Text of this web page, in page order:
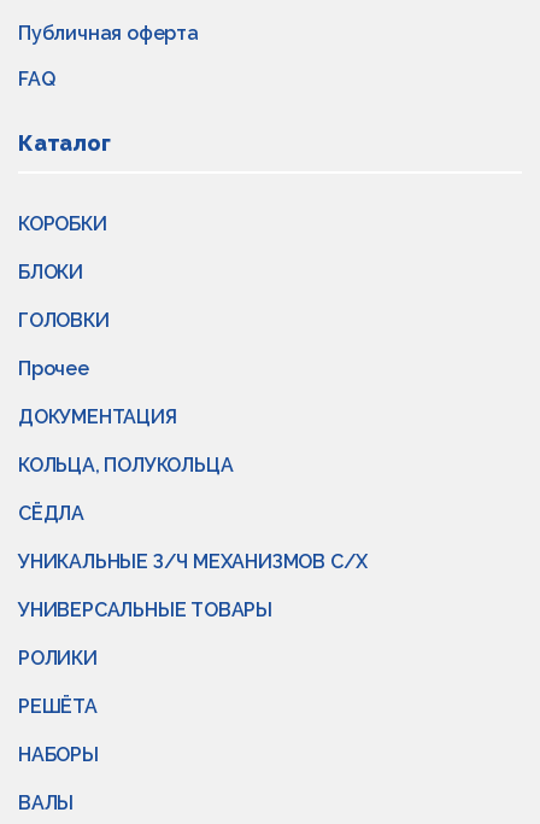
Публичная оферта
FAQ
Каталог
КОРОБКИ
БЛОКИ
ГОЛОВКИ
Прочее
ДОКУМЕНТАЦИЯ
КОЛЬЦА, ПОЛУКОЛЬЦА
СЁДЛА
УНИКАЛЬНЫЕ З/Ч МЕХАНИЗМОВ С/Х
УНИВЕРСАЛЬНЫЕ ТОВАРЫ
РОЛИКИ
РЕШЁТА
НАБОРЫ
ВАЛЫ